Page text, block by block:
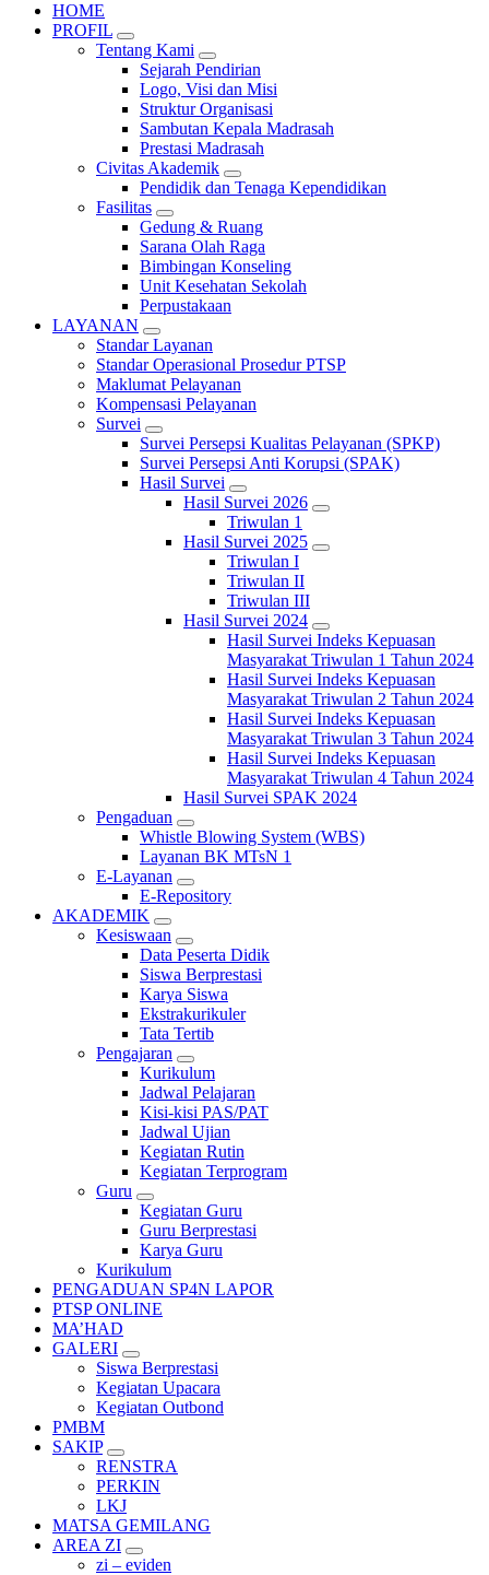
HOME
PROFIL
Tentang Kami
Sejarah Pendirian
Logo, Visi dan Misi
Struktur Organisasi
Sambutan Kepala Madrasah
Prestasi Madrasah
Civitas Akademik
Pendidik dan Tenaga Kependidikan
Fasilitas
Gedung & Ruang
Sarana Olah Raga
Bimbingan Konseling
Unit Kesehatan Sekolah
Perpustakaan
LAYANAN
Standar Layanan
Standar Operasional Prosedur PTSP
Maklumat Pelayanan
Kompensasi Pelayanan
Survei
Survei Persepsi Kualitas Pelayanan (SPKP)
Survei Persepsi Anti Korupsi (SPAK)
Hasil Survei
Hasil Survei 2026
Triwulan 1
Hasil Survei 2025
Triwulan I
Triwulan II
Triwulan III
Hasil Survei 2024
Hasil Survei Indeks Kepuasan
Masyarakat Triwulan 1 Tahun 2024
Hasil Survei Indeks Kepuasan
Masyarakat Triwulan 2 Tahun 2024
Hasil Survei Indeks Kepuasan
Masyarakat Triwulan 3 Tahun 2024
Hasil Survei Indeks Kepuasan
Masyarakat Triwulan 4 Tahun 2024
Hasil Survei SPAK 2024
Pengaduan
Whistle Blowing System (WBS)
Layanan BK MTsN 1
E-Layanan
E-Repository
AKADEMIK
Kesiswaan
Data Peserta Didik
Siswa Berprestasi
Karya Siswa
Ekstrakurikuler
Tata Tertib
Pengajaran
Kurikulum
Jadwal Pelajaran
Kisi-kisi PAS/PAT
Jadwal Ujian
Kegiatan Rutin
Kegiatan Terprogram
Guru
Kegiatan Guru
Guru Berprestasi
Karya Guru
Kurikulum
PENGADUAN SP4N LAPOR
PTSP ONLINE
MA’HAD
GALERI
Siswa Berprestasi
Kegiatan Upacara
Kegiatan Outbond
PMBM
SAKIP
RENSTRA
PERKIN
LKJ
MATSA GEMILANG
AREA ZI
zi – eviden